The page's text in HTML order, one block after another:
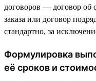
договоров — договор об
заказа или договор
стандартно, за
Формулировка
её сроков и